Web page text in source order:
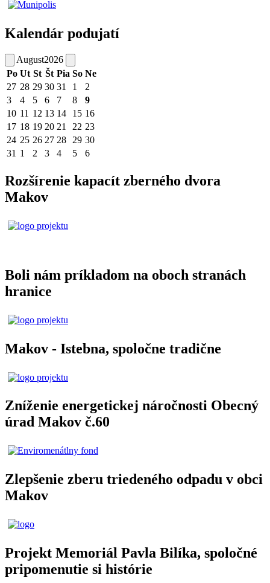
Kalendár podujatí
August2026
Po Ut St Št Pia So Ne
27 28 29 30 31 1
2
3
4 5 6 7 8
9
10 11 12 13 14 15 16
17 18 19 20 21 22 23
24 25 26 27 28 29 30
31 1 2 3 4 5 6
Rozšírenie kapacít zberného dvora
Makov
Boli nám príkladom na oboch stranách
hranice
Makov - Istebna, spoločne tradične
Zníženie energetickej náročnosti Obecný
úrad Makov č.60
Zlepšenie zberu triedeného odpadu v obci
Makov
Projekt Memoriál Pavla Bilíka, spoločné
pripomenutie si histórie